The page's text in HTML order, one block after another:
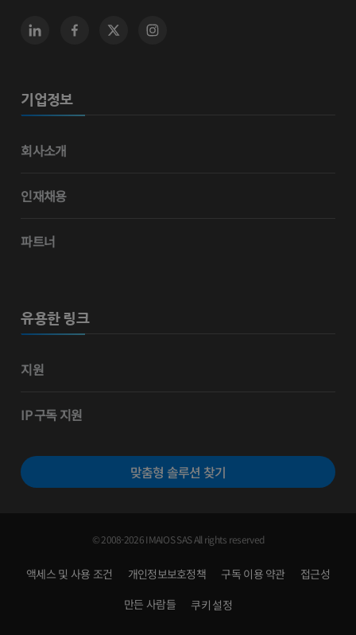
기업정보
회사소개
인재채용
파트너
유용한 링크
지원
IP 구독 지원
맞춤형 솔루션 찾기
© 2008-2026 IMAIOS SAS All rights reserved
액세스 및 사용 조건 개인정보보호정책 구독 이용 약관
접근성
만든 사람들
쿠키 설정